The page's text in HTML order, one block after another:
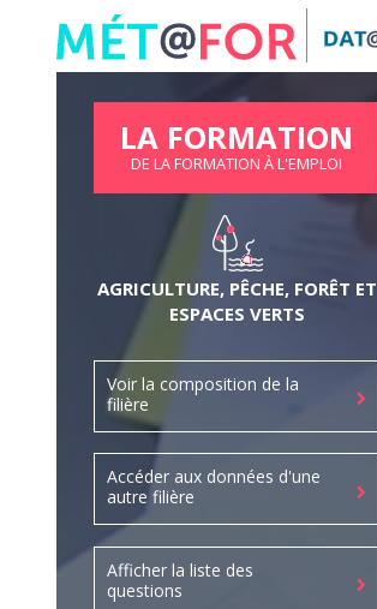
Panneau de gestion des cookies
LA FORMATION
DE LA FORMATION À L'EMPLOI
AGRICULTURE, PÊCHE, FORÊT ET
ESPACES VERTS
Voir la composition de la
filière
Accéder aux données d'une
autre filière
Afficher la liste des
questions